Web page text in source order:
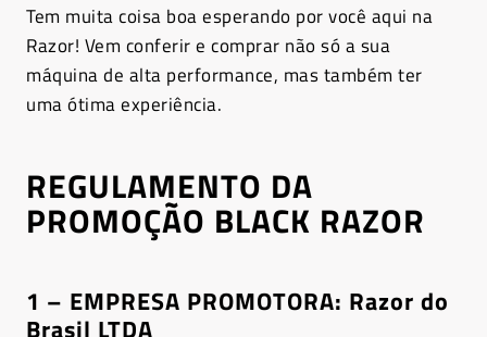
Tem muita coisa boa esperando por você aqui na
Razor! Vem conferir e comprar não só a sua
máquina de alta performance, mas também ter
uma ótima experiência.
REGULAMENTO DA
PROMOÇÃO BLACK RAZOR
1 – EMPRESA PROMOTORA: Razor do
Brasil LTDA